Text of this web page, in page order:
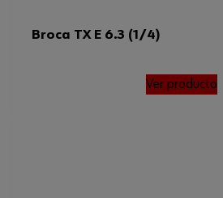
Broca TX E 6.3 (1/4)
Ver producto